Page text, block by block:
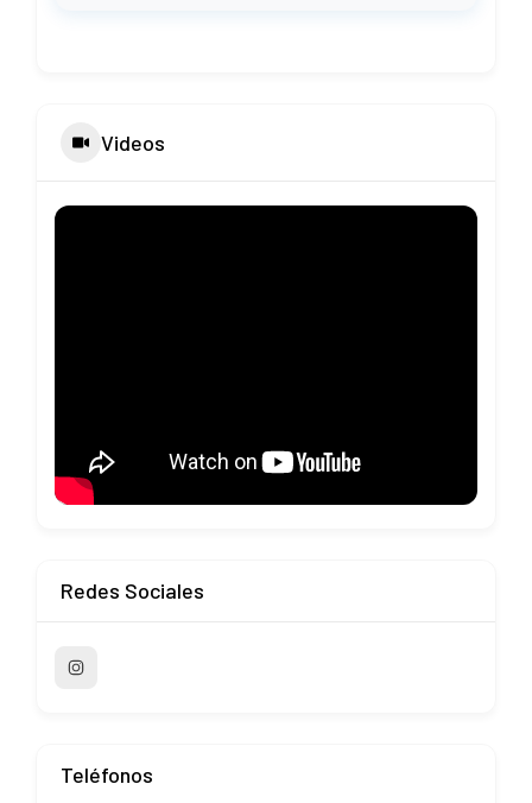
Videos
Redes Sociales
Teléfonos